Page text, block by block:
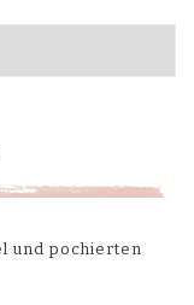
und pochierten